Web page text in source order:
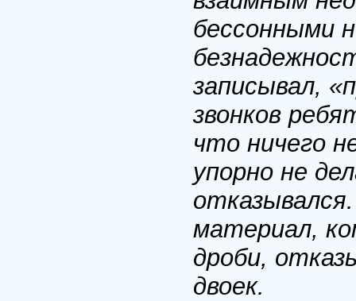
бессонными
записывал,
звонков
что ничего
упорно не
материал,
дроби,
двоек.